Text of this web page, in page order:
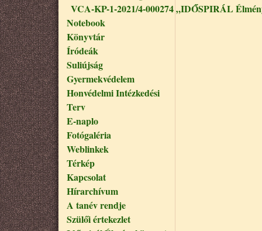
VCA-KP-1-2021/4-000274 „IDŐSPIRÁL
Notebook
Könyvtár
Íródeák
Suliújság
Gyermekvédelem
Honvédelmi Intézkedési
Terv
E-naplo
Fotógaléria
Weblinkek
Térkép
Kapcsolat
Hírarchívum
A tanév rendje
Szülői értekezlet